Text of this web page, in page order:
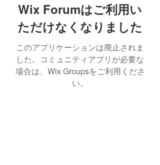
Wix Forumはご利用い
ただけなくなりました
このアプリケーションは廃止されま
した。コミュニティアプリが必要な
場合は、Wix Groupsをご利用くださ
い。